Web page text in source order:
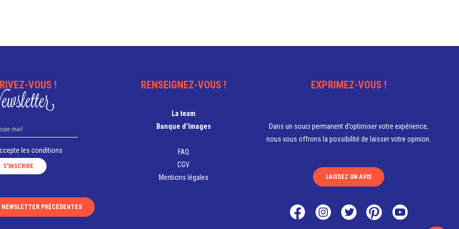
VOUS !
lesconditions
NEWSLETTER PRÉCÉDENTES
RENSEIGNEZ-VOUS !
La team
Banque d’Images
FAQ
CGV
Mentions légales
EXPRIMEZ-VOUS !
Dans un souci permanent d’optimiser votre expérience,
nous vous offrons la possibilité de laisser votre opinion.
LAISSEZ UN AVIS